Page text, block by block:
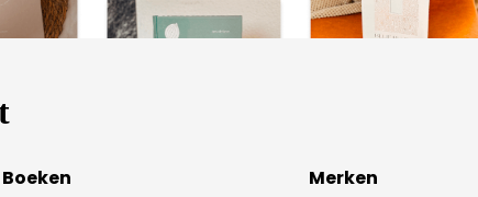
Boeken
Merken